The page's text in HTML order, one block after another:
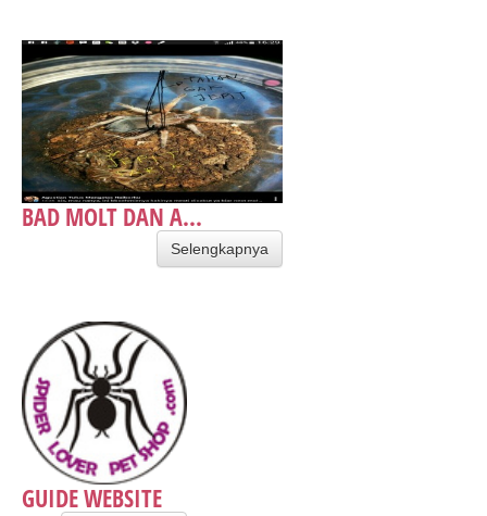
BAD MOLT DAN A...
Selengkapnya
GUIDE WEBSITE